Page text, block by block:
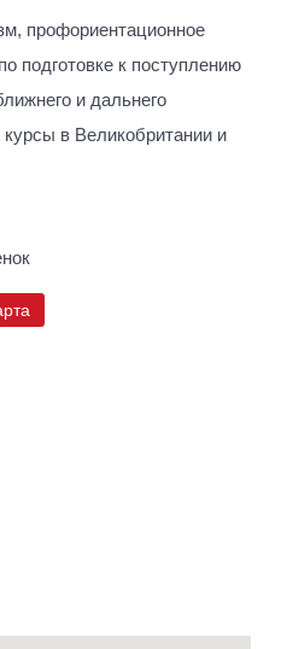
профориентационное
подготовке к поступлению
и дальнего
в Великобритании и